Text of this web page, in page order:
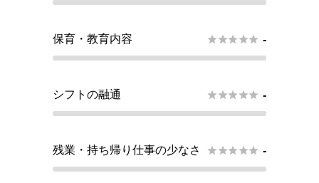
保育・教育内容  -
シフトの融通  -
残業・持ち帰り仕事の少なさ  -